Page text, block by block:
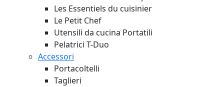
Les Essentiels du cuisinier
Le Petit Chef
Utensili da cucina Portatili
Pelatrici T-Duo
Accessori
Portacoltelli
Taglieri